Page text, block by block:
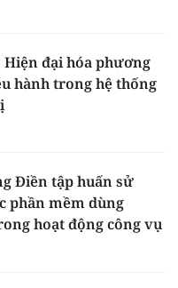
Hiện đại hóa phương
hành trong hệ thống
Điền tập huấn sử
phần mềm dùng
hoạt động công vụ